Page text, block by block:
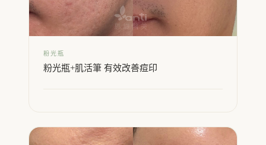
粉光瓶
粉光瓶+肌活筆 有效改善痘印